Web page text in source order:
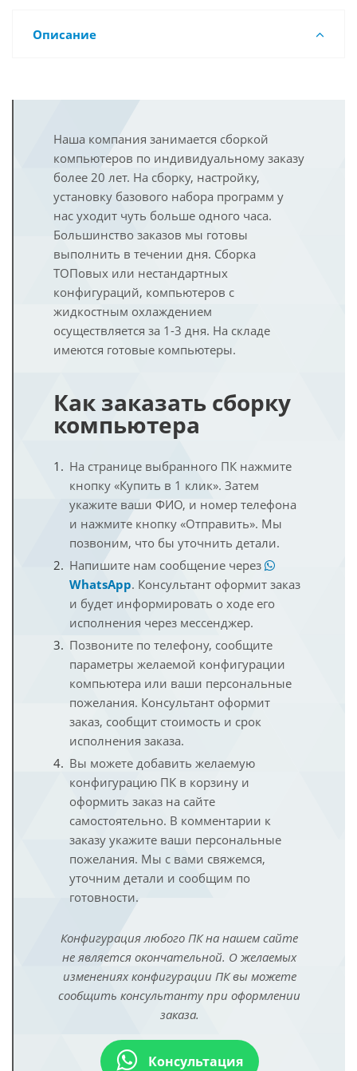
Описание
Наша компания занимается сборкой
компьютеров по индивидуальному заказу
более 20 лет. На сборку, настройку,
установку базового набора программ у
нас уходит чуть больше одного часа.
Большинство заказов мы готовы
выполнить в течении дня. Сборка
ТОПовых или нестандартных
конфигураций, компьютеров с
жидкостным охлаждением
осуществляется за 1-3 дня. На складе
имеются готовые компьютеры.
Как заказать сборку
компьютера
На странице выбранного ПК нажмите
кнопку «Купить в 1 клик». Затем
укажите ваши ФИО, и номер телефона
и нажмите кнопку «Отправить». Мы
позвоним, что бы уточнить детали.
Напишите нам сообщение через
WhatsApp. Консультант оформит заказ
и будет информировать о ходе его
исполнения через мессенджер.
Позвоните по телефону, сообщите
параметры желаемой конфигурации
компьютера или ваши персональные
пожелания. Консультант оформит
заказ, сообщит стоимость и срок
исполнения заказа.
Вы можете добавить желаемую
конфигурацию ПК в корзину и
оформить заказ на сайте
самостоятельно. В комментарии к
заказу укажите ваши персональные
пожелания. Мы с вами свяжемся,
уточним детали и сообщим по
готовности.
Конфигурация любого ПК на нашем сайте
не является окончательной. О желаемых
изменениях конфигурации ПК вы можете
сообщить консультанту при оформлении
заказа.
Консультация